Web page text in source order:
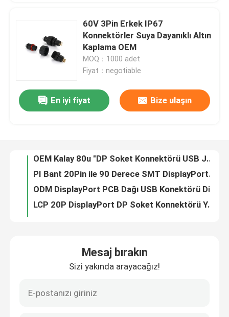
Ürün
Bir teklif isteği
DIP USB Konektörü
60V 3Pin Erkek IP67
Konnektörler Suya Dayanıklı Altın
Kaplama OEM
MOQ：1000 adet
Fiyat：negotiable
En iyi fiyat Bize ulaşın
0.5AMP LCP Displayport Usb 9 Pinli Konnektör Mini USB Soket 90 Derece SMT DIP Lehim 1u" Kaplama
LCP 20P DisplayPort DP Soket Konnektörü Yaylı Lehimlenebilir USB Fişi
Au 15u DP Soket Konnektörü Lehimli USB Konektörü PCB Nikel Kaplama 50u
Mini Lehim LCP Displayport DP Soket Konnektörü 20Pin Vida Delikli 12.78mm
Mesaj bırakın
Sizi yakında arayacağız!